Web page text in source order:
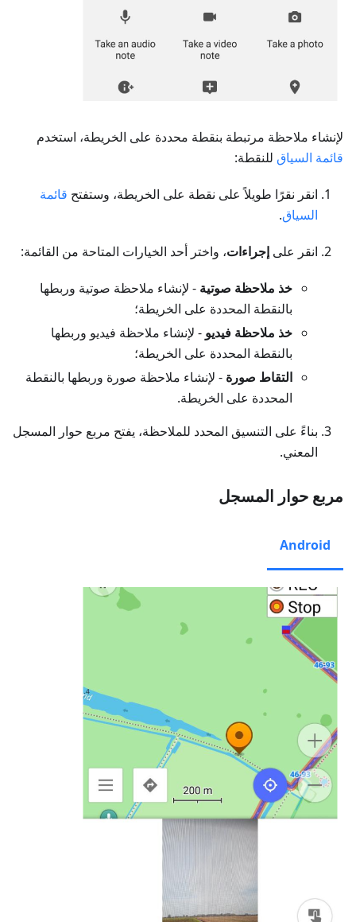
لإنشاء ملاحظة مرتبطة بنقطة محددة على الخريطة، استخدم
قائمة السياق للنقطة:
انقر نقرًا طويلاً على نقطة على الخريطة، وستفتح قائمة
السياق.
انقر على إجراءات، واختر أحد الخيارات المتاحة من القائمة:
خذ ملاحظة صوتية - لإنشاء ملاحظة صوتية وربطها
بالنقطة المحددة على الخريطة؛
خذ ملاحظة فيديو - لإنشاء ملاحظة فيديو وربطها
بالنقطة المحددة على الخريطة؛
التقاط صورة - لإنشاء ملاحظة صورة وربطها بالنقطة
المحددة على الخريطة.
بناءً على التنسيق المحدد للملاحظة، يفتح مربع حوار المسجل
المعني.
مربع حوار المسجل
Android